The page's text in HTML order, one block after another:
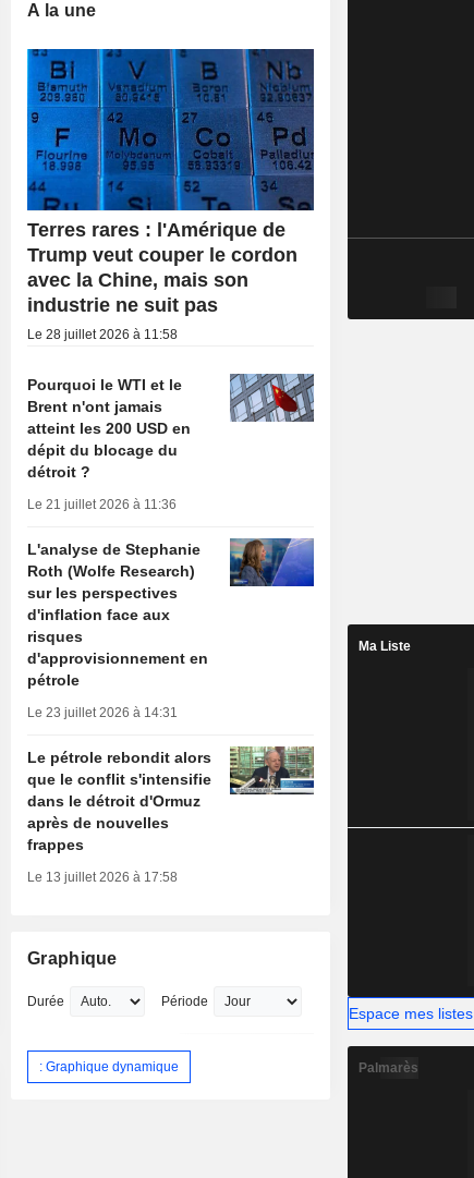
A la une
Terres rares : l'Amérique de
Trump veut couper le cordon
avec la Chine, mais son
industrie ne suit pas
Le 28 juillet 2026 à 11:58
Pourquoi le WTI et le
Brent n'ont jamais
atteint les 200 USD en
dépit du blocage du
détroit ?
Le 21 juillet 2026 à 11:36
L'analyse de Stephanie
Roth (Wolfe Research)
sur les perspectives
d'inflation face aux
risques
d'approvisionnement en
pétrole
Le 23 juillet 2026 à 14:31
Le pétrole rebondit alors
que le conflit s'intensifie
dans le détroit d'Ormuz
après de nouvelles
frappes
Le 13 juillet 2026 à 17:58
Graphique
Durée Période
: Graphique dynamique
Ma Liste
Espace mes listes
Palmarès